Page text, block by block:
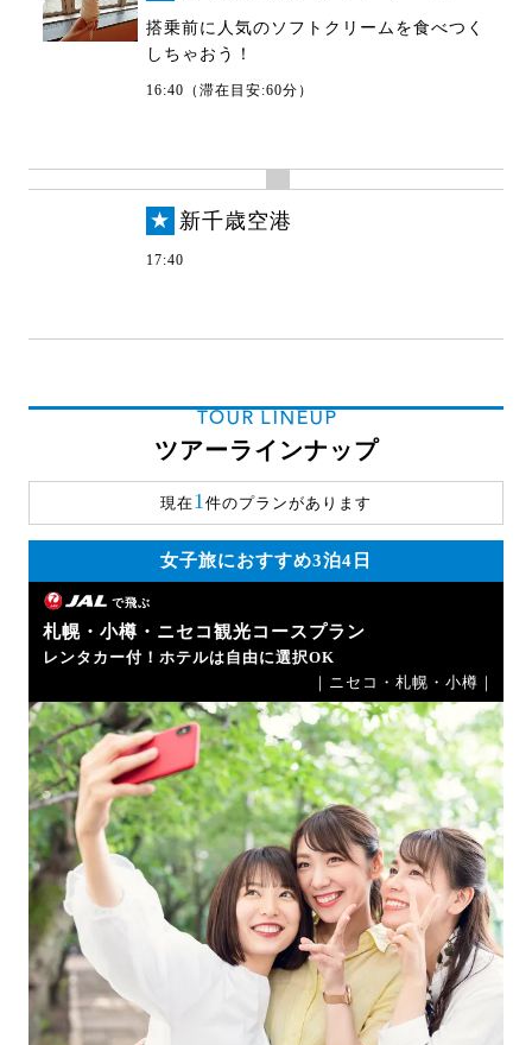
搭乗前に人気のソフトクリームを食べつく
しちゃおう！
16:40（滞在目安:60分）
★ 新千歳空港
17:40
TOUR LINEUP
ツアーラインナップ
現在1 件のプランがあります
女子旅におすすめ3泊4日
で飛ぶ
札幌・小樽・ニセコ観光コースプラン
レンタカー付！ホテルは自由に選択OK
｜ニセコ・札幌・小樽｜